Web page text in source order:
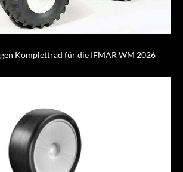
Komplettrad für die IFMAR WM 2026